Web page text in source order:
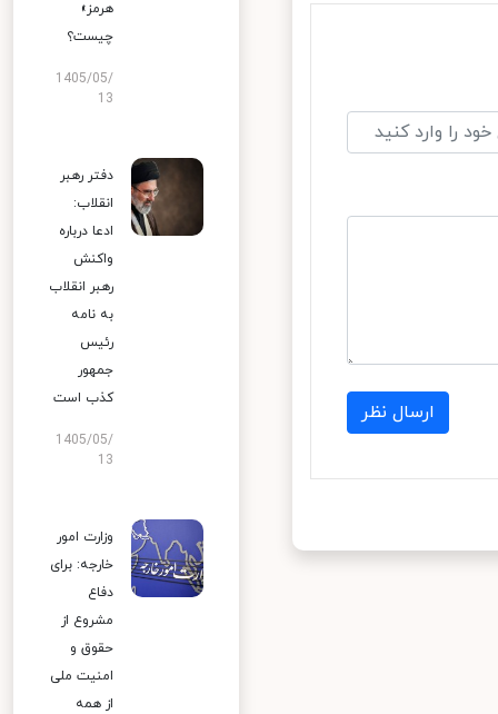
ارسال نظر
هرمز»
چیست؟
1405/05/
13
دفتر رهبر
انقلاب:
ادعا درباره
واکنش
رهبر انقلاب
به نامه
رئیس
جمهور
کذب است
1405/05/
13
وزارت امور
خارجه: برای
دفاع
مشروع از
حقوق و
امنیت ملی
از همه